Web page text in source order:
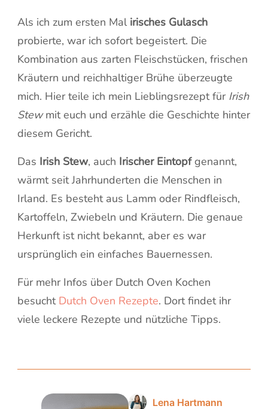
Als ich zum ersten Mal irisches Gulasch
probierte, war ich sofort begeistert. Die
Kombination aus zarten Fleischstücken, frischen
Kräutern und reichhaltiger Brühe überzeugte
mich. Hier teile ich mein Lieblingsrezept für Irish
Stewmit euch und erzähle die Geschichte hinter
diesem Gericht.
Das Irish Stew, auch Irischer Eintopfgenannt,
wärmt seit Jahrhunderten die Menschen in
Irland. Es besteht aus Lamm oder Rindfleisch,
Kartoffeln, Zwiebeln und Kräutern. Die genaue
Herkunft ist nicht bekannt, aber es war
ursprünglich ein einfaches Bauernessen.
Für mehr Infos über Dutch Oven Kochen
besucht Dutch Oven Rezepte. Dort findet ihr
viele leckere Rezepte und nützliche Tipps.
Lena Hartmann